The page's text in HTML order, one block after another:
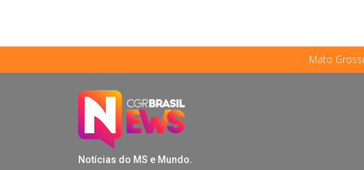
Mato
Notícias do MS e Mundo.